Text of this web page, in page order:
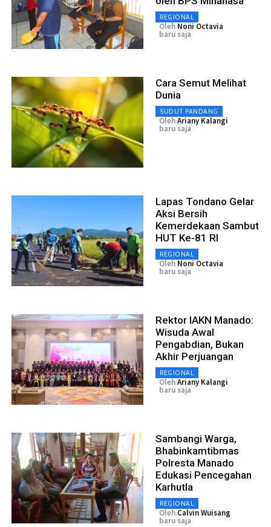
REGIONAL
Oleh Noni Octavia
baru saja
Cara Semut Melihat
Dunia
SUDUT PANDANG
OlehAriany Kalangi
baru saja
Lapas Tondano Gelar
Aksi Bersih
Kemerdekaan Sambut
HUT Ke-81 RI
REGIONAL
Oleh Noni Octavia
baru saja
Rektor IAKN Manado:
Wisuda Awal
Pengabdian, Bukan
Akhir Perjuangan
REGIONAL
OlehAriany Kalangi
baru saja
Sambangi Warga,
Bhabinkamtibmas
Polresta Manado
Edukasi Pencegahan
Karhutla
REGIONAL
Oleh Calvin Wuisang
baru saja